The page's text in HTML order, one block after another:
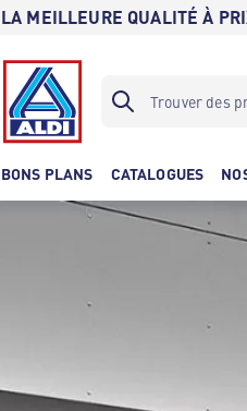
LA MEILLEURE QUALITÉ À
BONS PLANS CATALOGUES